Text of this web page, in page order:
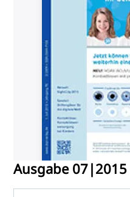
Ausgabe 07|2015